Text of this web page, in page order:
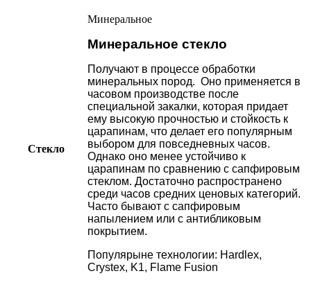
Стекло
Минеральное
Минеральное стекло
Получают в процессе обработки
минеральных пород. Оно применяется в
часовом производстве после
специальной закалки, которая придает
ему высокую прочностью и стойкость к
царапинам, что делает его популярным
выбором для повседневных часов.
Однако оно менее устойчиво к
царапинам по сравнению с сапфировым
стеклом. Достаточно распространено
среди часов средних ценовых категорий.
Часто бывают с сапфировым
напылением или с антибликовым
покрытием.
Популярыне технологии: Hardlex,
Crystex, K1, Flame Fusion